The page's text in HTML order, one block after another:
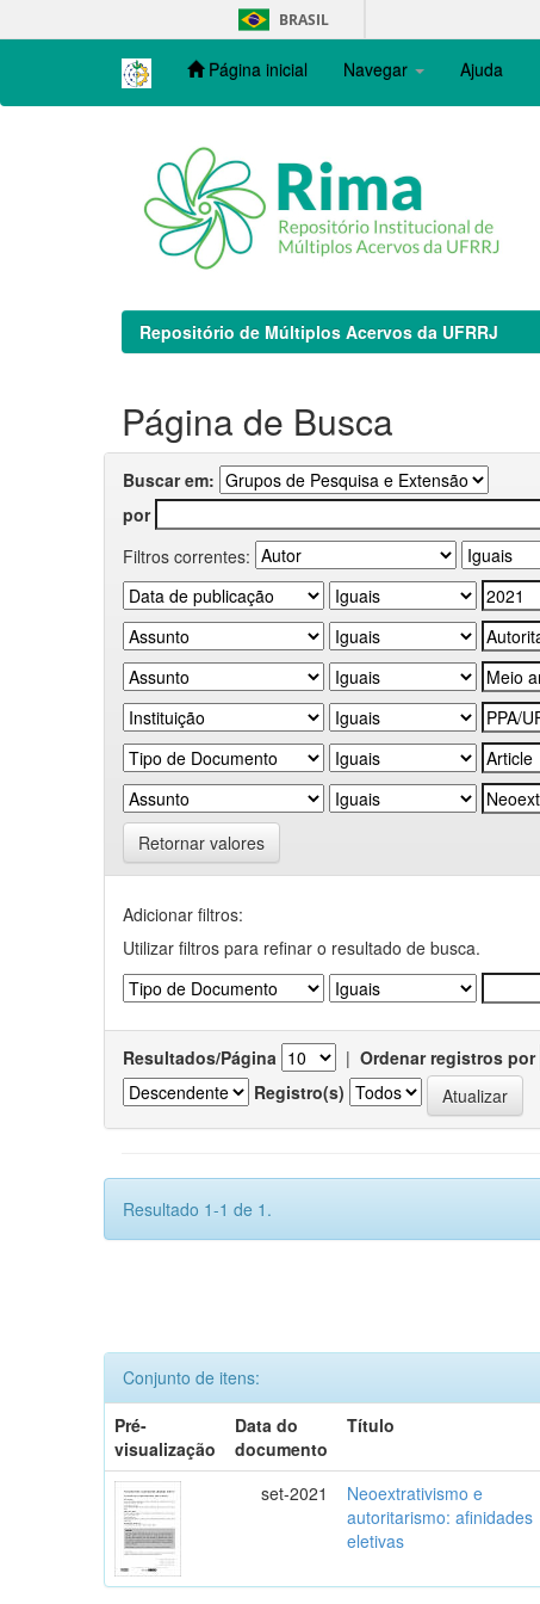
navigation
BRASIL
Página inicial Navegar Ajuda
Repositório de Múltiplos Acervos da UFRRJ
Página de Busca
Buscar em:
por
Filtros correntes:
Retornar valores
Adicionar filtros:
Utilizar filtros para refinar o resultado de busca.
Resultados/Página | Ordenar registros por
Registro(s)
Resultado 1-1 de 1.
Conjunto de itens:
Pré-
visualização
Data do
documento
Título
set-2021
Neoextrativismo e
autoritarismo: afinidades
eletivas